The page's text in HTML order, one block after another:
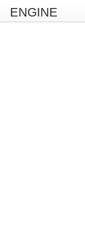
ENGINE